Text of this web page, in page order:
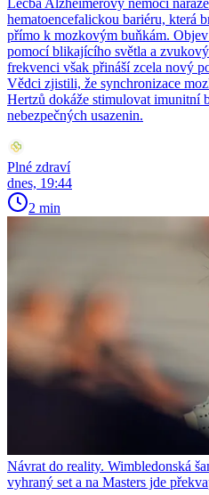
hematoencefalickou bariéru, která
přímo k mozkovým buňkám.
pomocí blikajícího světla a
frekvenci však přináší zcela nový
Vědci zjistili, že synchronizace
Hertzů dokáže stimulovat imunitní
nebezpečných usazenin.
Plné zdraví
dnes, 19:44
2 min
Návrat do reality. Wimbledonská
vyhraný set a na Masters jde